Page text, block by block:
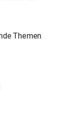
Themen